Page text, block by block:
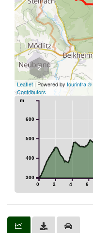
2
Leaflet | Powered by tourinfra ®
Contributors
0 2 4 6
300
400
500
600
m